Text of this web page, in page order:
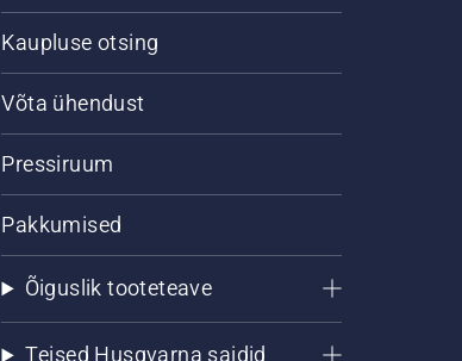
Kaupluse otsing
Võta ühendust
Pressiruum
Pakkumised
Õiguslik tooteteave
Teised Husqvarna saidid